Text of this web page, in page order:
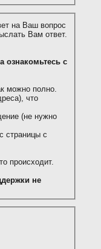
на Ваш вопрос
Вам ответ.
ознакомьтесь с
можно полно.
что
(не нужно
страницы с
происходит.
не